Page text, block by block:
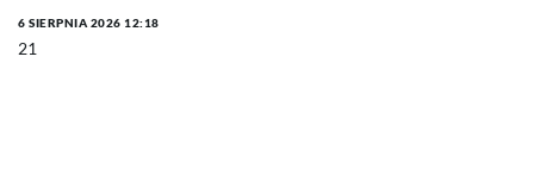
6 SIERPNIA 2026 12:18
21